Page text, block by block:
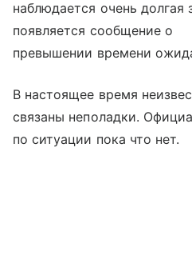
наблюдается очень долгая
появляется сообщение о
превышении времени
В настоящее время
связаны неполадки.
по ситуации пока что нет.